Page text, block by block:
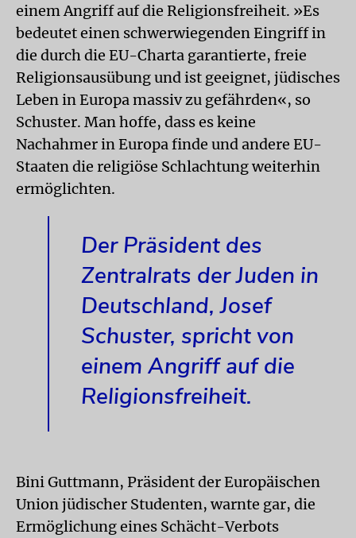
einem Angriff auf die Religionsfreiheit. »Es
bedeutet einen schwerwiegenden Eingriff in
die durch die EU-Charta garantierte, freie
Religionsausübung und ist geeignet, jüdisches
Leben in Europa massiv zu gefährden«, so
Schuster. Man hoffe, dass es keine
Nachahmer in Europa finde und andere EU-
Staaten die religiöse Schlachtung weiterhin
ermöglichten.
Der Präsident des
Zentralrats der Juden in
Deutschland, Josef
Schuster, spricht von
einem Angriff auf die
Religionsfreiheit.
Bini Guttmann, Präsident der Europäischen
Union jüdischer Studenten, warnte gar, die
Ermöglichung eines Schächt-Verbots